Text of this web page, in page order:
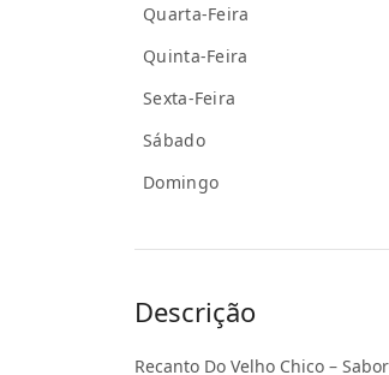
Quarta-Feira
Quinta-Feira
Sexta-Feira
Sábado
Domingo
Descrição
Recanto Do Velho Chico –